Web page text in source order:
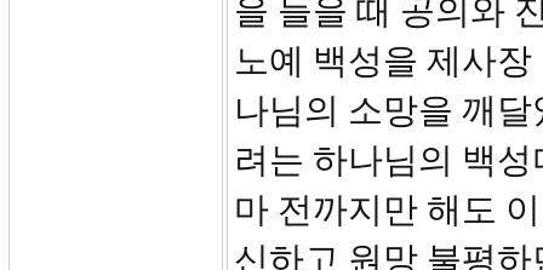
을 들을 때 공의와
노예 백성을 제사
나님의 소망을 깨
려는 하나님의 백
마 전까지만 해도
신하고 원망 불평